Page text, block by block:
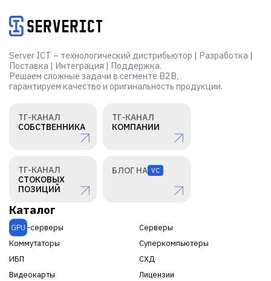
Server ICT – технологический дистрибьютор | Разработка |
Поставка | Интеграция | Поддержка.
Решаем сложные задачи в сегменте B2B,
гарантируем качество и оригинальность продукции.
ТГ-КАНАЛ
СОБСТВЕННИКА
ТГ-КАНАЛ
КОМПАНИИ
ТГ-КАНАЛ
СТОКОВЫХ
ПОЗИЦИЙ
БЛОГ НА VC
Каталог
GPU -серверы
Серверы
Коммутаторы
Суперкомпьютеры
ИБП
СХД
Видеокарты
Лицензии